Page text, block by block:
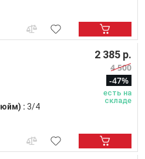
: 3/4
2 385 р.
4 500
-47%
есть на
складе